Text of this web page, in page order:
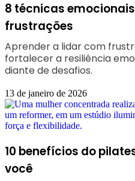
8 técnicas
frustrações
Aprender a lidar com
fortalecer a resiliência
diante de desafios.
13 de janeiro de 2026
10 benefícios do
você